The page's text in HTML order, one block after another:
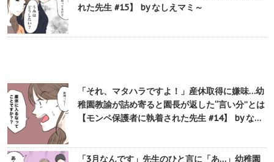
れた先生 #15】 by なしえマミ～
「それ、マタハラですよ！」産休取得に嫌味…幼
稚園教諭が詰め寄ると園長が返した“言い分”とは
【モンペ保護者に執着された先生 #14】 by な…
「3月なんです」先生のひと言に「あ…」幼稚園